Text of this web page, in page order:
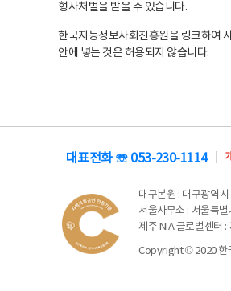
형사처벌을 받을 수 있습니다.
한국지능정보사회진흥원을 링크하여
안에 넣는 것은 허용되지 않습니다.
대표전화 ☏ 053-230-1114
대구본원 : 대구광역
서울사무소 : 서울특
제주 NIA 글로벌센터 :
Copyright © 2020 한